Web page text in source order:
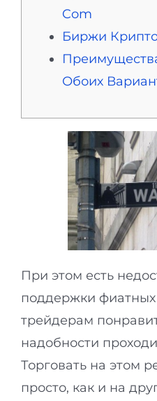
Com
Биржи
Обоих
При этом есть
поддержки
трейдерам
надобности
Торговать на этом
просто, как и на